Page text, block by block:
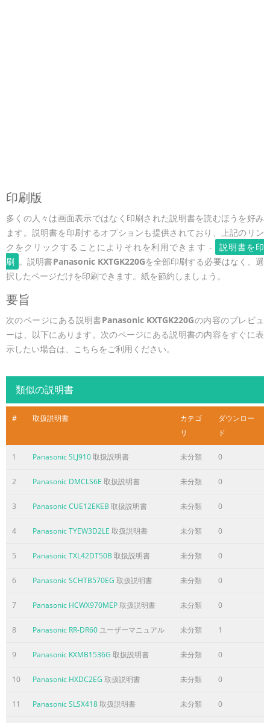
印刷版
多くの人々は画面表示ではなく印刷された説明書を読むほうを好み
ます。説明書を印刷するオプションも提供されており、上記のリン
クをクリックすることによりそれを利用できます -
説明書を印
刷 。説明書Panasonic KXTGK220Gを全部印刷する必要はなく、選
択したページだけを印刷できます。紙を節約しましょう。
要旨
次のページにある説明書Panasonic KXTGK220Gの内容のプレビュ
ーは、以下にあります。次のページにある説明書の内容をすぐに表
示したい場合は、こちらをご利用ください。
類似の説明書
# 取扱説明書
カテゴ
リ
ダウンロー
ド
1 Panasonic SLJ910取扱説明書 未分類 0
2 Panasonic DMCLS6E 取扱説明書 未分類 0
3 Panasonic CUE12EKEB 取扱説明書 未分類 0
4 Panasonic TYEW3D2LE 取扱説明書 未分類 0
5 Panasonic TXL42DT50B 取扱説明書 未分類 0
6 Panasonic SCHTB570EG 取扱説明書 未分類 0
7 Panasonic HCWX970MEP取扱説明書 未分類 0
8 Panasonic RR-DR60ユーザーマニュアル 未分類 1
9 Panasonic KXMB1536G 取扱説明書 未分類 0
10 Panasonic HXDC2EG 取扱説明書 未分類 0
11 Panasonic SLSX418取扱説明書 未分類 0